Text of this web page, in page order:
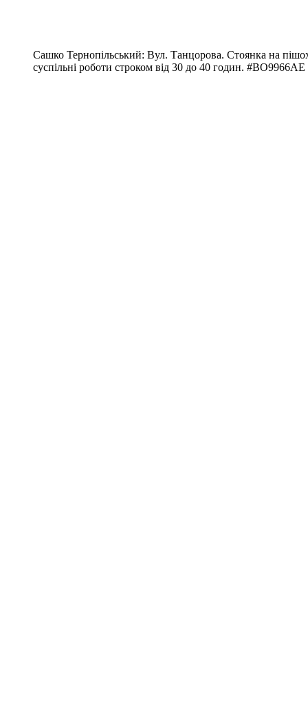
Сашко Тернопільський: Вул. Танцорова. Стоянка на
суспільні роботи строком від 30 до 40 годин. ‪#‎ВО9966АE‬